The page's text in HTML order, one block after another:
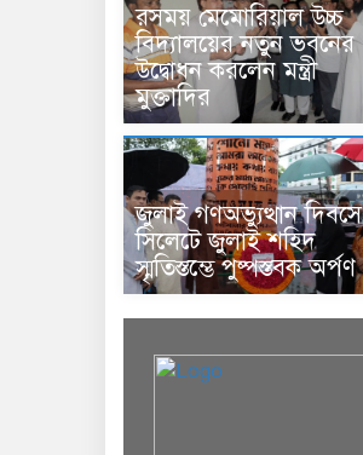
রসময় মেমোরিয়াল উচ্চ
বিদ্যালয়ের নতুন ভবনের
উদ্বোধন করলেন মন্ত্রী
মুক্তাদির
জুলাই গণঅভ্যুত্থান দিবসে
সিলেটে জুলাই শহিদ
স্মৃতিস্তম্ভে পুষ্পস্তবক অর্পণ